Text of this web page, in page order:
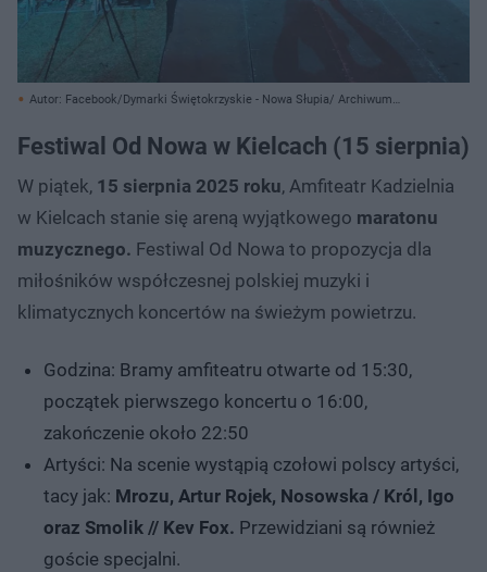
Autor: Facebook/Dymarki Świętokrzyskie - Nowa Słupia/ Archiwum
Festiwal Od Nowa w Kielcach (15 sierpnia)
W piątek, 15 sierpnia 2025 roku, Amfiteatr Kadzielnia
w Kielcach stanie się areną wyjątkowego maratonu
muzycznego. Festiwal Od Nowa to propozycja dla
miłośników współczesnej polskiej muzyki i
klimatycznych koncertów na świeżym powietrzu.
Godzina: Bramy amfiteatru otwarte od 15:30,
początek pierwszego koncertu o 16:00,
zakończenie około 22:50
Artyści: Na scenie wystąpią czołowi polscy artyści,
tacy jak: Mrozu, Artur Rojek, Nosowska / Król, Igo
oraz Smolik // Kev Fox. Przewidziani są również
goście specjalni.